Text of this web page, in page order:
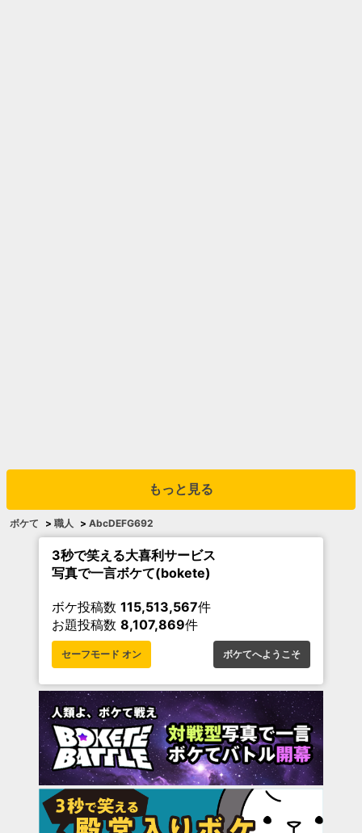
もっと見る
ボケて > 職人 > AbcDEFG692
3秒で笑える大喜利サービス
写真で一言ボケて(bokete)
ボケ投稿数 115,513,567件
お題投稿数 8,107,869件
セーフモード オン ボケてへようこそ